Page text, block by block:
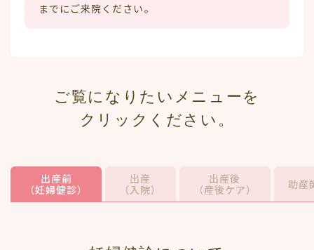
までにご来院ください。
ご覧になりたいメニューを
クリックください。
出産前
（妊婦健診）
出産
（入院）
出産後
（産後ケア）
助産